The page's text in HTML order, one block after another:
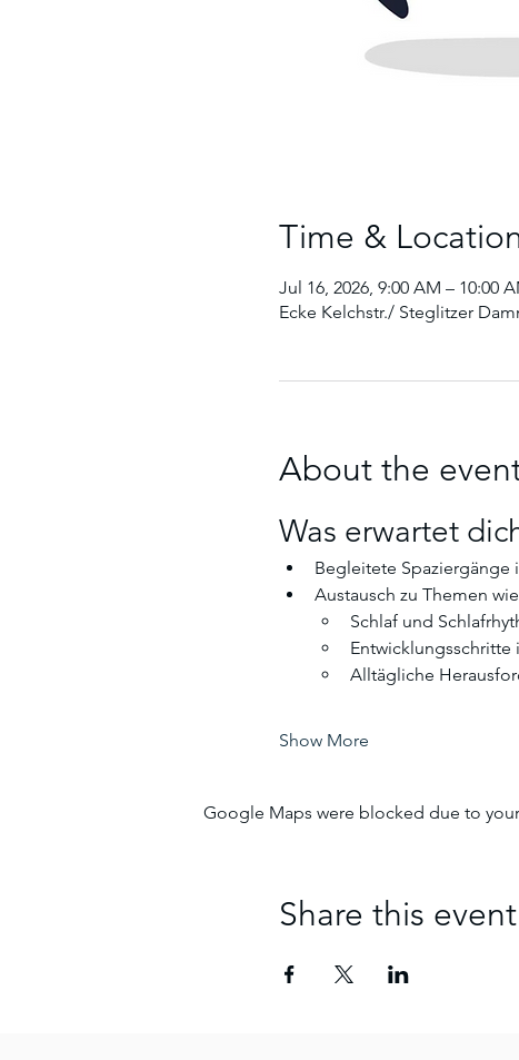
Time &
Jul 16, 2026, 9:00 AM – 10:00
Ecke Kelchstr./ Steglitzer
About the
Was erwartet
Begleitete Spaziergänge
Austausch zu Themen
Schlaf und
Entwicklungsschritte
Alltägliche
Show More
Google Maps were blocked due to
Share this event